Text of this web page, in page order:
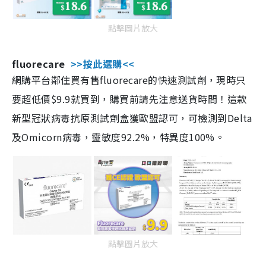
點擊圖片放大
fluorecare >>按此選購<<
網購平台鄰住買有售fluorecare的快速測試劑，現時只
要超低價$9.9就買到，購買前請先注意送貨時間！這款
新型冠狀病毒抗原測試劑盒獲歐盟認可，可檢測到Delta
及Omicorn病毒，靈敏度92.2%，特異度100%。
點擊圖片放大